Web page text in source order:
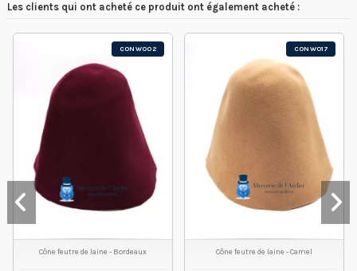
Les clients qui ont acheté ce produit ont également acheté :
CONW002
Cône feutre de laine - Bordeaux
CONW017
Cône feutre de laine - Camel